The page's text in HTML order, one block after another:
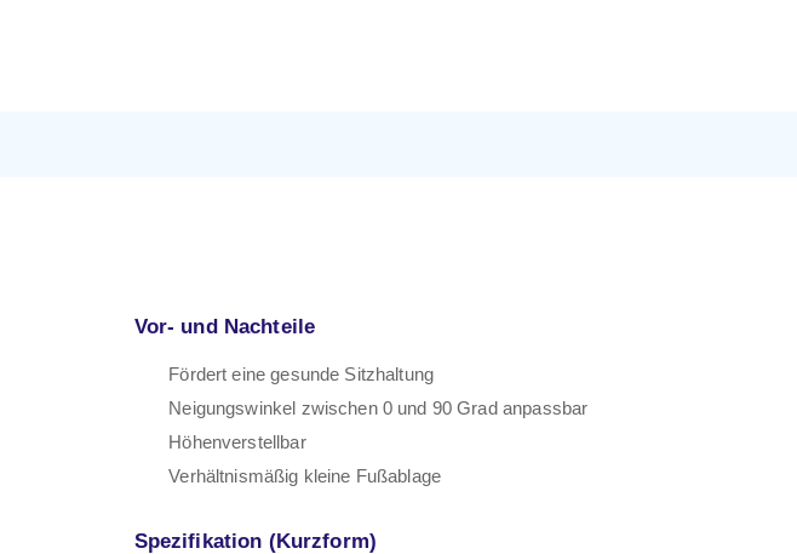
Vor- und Nachteile
Fördert eine gesunde Sitzhaltung
Neigungswinkel zwischen 0 und 90 Grad anpassbar
Höhenverstellbar
Verhältnismäßig kleine Fußablage
Spezifikation (Kurzform)